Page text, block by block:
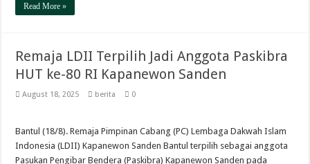
Read More »
Remaja LDII Terpilih Jadi Anggota Paskibra
HUT ke-80 RI Kapanewon Sanden
August 18, 2025 berita 0
Bantul (18/8). Remaja Pimpinan Cabang (PC) Lembaga Dakwah Islam
Indonesia (LDII) Kapanewon Sanden Bantul terpilih sebagai anggota
Pasukan Pengibar Bendera (Paskibra) Kapanewon Sanden pada